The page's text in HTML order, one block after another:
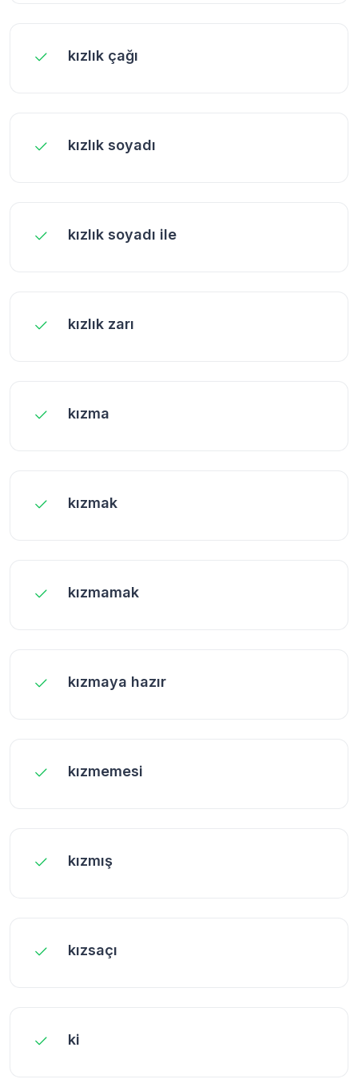
kızlık çağı
kızlık soyadı
kızlık soyadı ile
kızlık zarı
kızma
kızmak
kızmamak
kızmaya hazır
kızmemesi
kızmış
kızsaçı
ki